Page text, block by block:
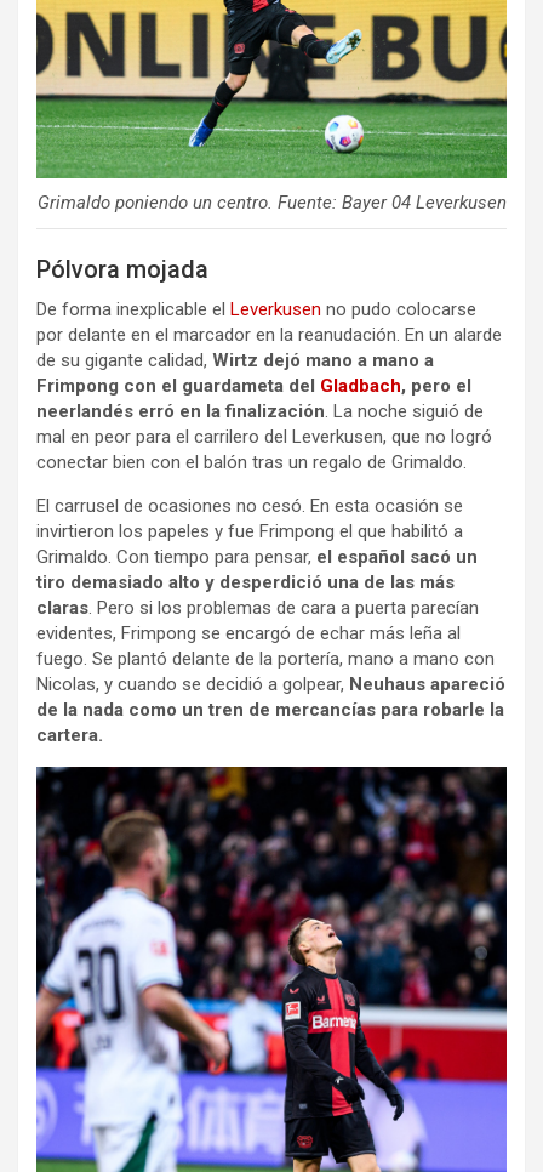
Grimaldo poniendo un centro. Fuente: Bayer 04 Leverkusen
Pólvora mojada
De forma inexplicable el Leverkusen no pudo colocarse
por delante en el marcador en la reanudación. En un alarde
de su gigante calidad, Wirtz dejó mano a mano a
Frimpong con el guardameta del Gladbach, pero el
neerlandés erró en la finalización. La noche siguió de
mal en peor para el carrilero del Leverkusen, que no logró
conectar bien con el balón tras un regalo de Grimaldo.
El carrusel de ocasiones no cesó. En esta ocasión se
invirtieron los papeles y fue Frimpong el que habilitó a
Grimaldo. Con tiempo para pensar, el español sacó un
tiro demasiado alto y desperdició una de las más
claras. Pero si los problemas de cara a puerta parecían
evidentes, Frimpong se encargó de echar más leña al
fuego. Se plantó delante de la portería, mano a mano con
Nicolas, y cuando se decidió a golpear, Neuhaus apareció
de la nada como un tren de mercancías para robarle la
cartera.